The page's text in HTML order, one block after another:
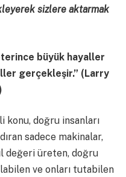
sizlere aktarmak
büyük hayaller
gerçekleşir.” (Larry
konu, doğru insanları
sadece makinalar,
değeri üreten, doğru
ve onları tutabilen